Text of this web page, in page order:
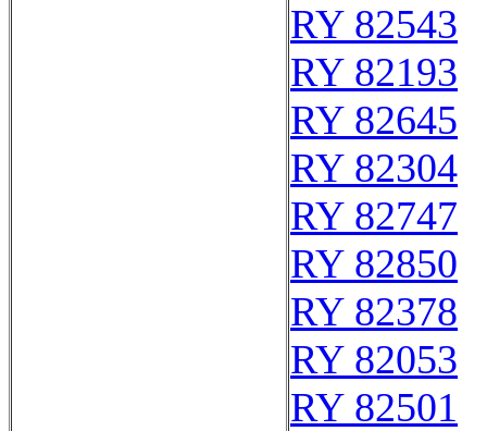
RY 82543
RY 82193
RY 82645
RY 82304
RY 82747
RY 82850
RY 82378
RY 82053
RY 82501